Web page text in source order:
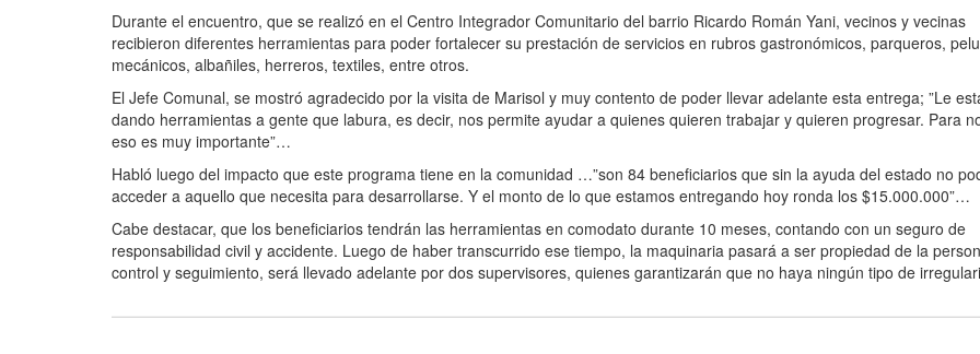
Durante el encuentro, que se realizó en el Centro Integrador Comunitario del barrio Ricardo Román Yani, vecinos y vecinas
recibieron diferentes herramientas para poder fortalecer su prestación de servicios en rubros gastronómicos, parqueros,
mecánicos, albañiles, herreros, textiles, entre otros.
El Jefe Comunal, se mostró agradecido por la visita de Marisol y muy contento de poder llevar adelante esta entrega; ”Le
dando herramientas a gente que labura, es decir, nos permite ayudar a quienes quieren trabajar y quieren progresar. Para
eso es muy importante”…
Habló luego del impacto que este programa tiene en la comunidad …”son 84 beneficiarios que sin la ayuda del estado no
acceder a aquello que necesita para desarrollarse. Y el monto de lo que estamos entregando hoy ronda los $15.000.000”…
Cabe destacar, que los beneficiarios tendrán las herramientas en comodato durante 10 meses, contando con un seguro de
responsabilidad civil y accidente. Luego de haber transcurrido ese tiempo, la maquinaria pasará a ser propiedad de la
control y seguimiento, será llevado adelante por dos supervisores, quienes garantizarán que no haya ningún tipo de